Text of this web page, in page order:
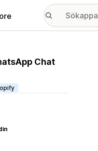
Chat